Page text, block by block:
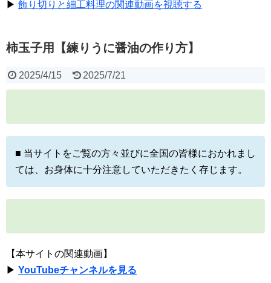
▶ 飾り切りと細工料理の関連動画を視聴する
柿玉子用【練りうに醤油の作り方】
2025/4/15 2025/7/21
■ 当サイトをご覧の方々並びに全国の皆様におかれまし
ては、お身体に十分注意していただきたく存じます。
【本サイトの関連動画】
▶ YouTubeチャンネルを見る